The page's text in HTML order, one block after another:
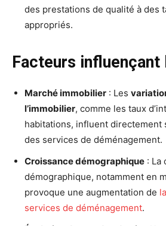
des prestations de qualité à des
appropriés.
Facteurs influençant
Marché immobilier : Les
l’immobilier, comme les taux
habitations, influent directement
des services de déménagement.
Croissance démographique : La
démographique, notamment en
provoque une augmentation de
services de déménagement.